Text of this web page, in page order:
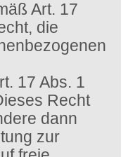
Art. 17
die
17 Abs. 1
Recht
dann
zur